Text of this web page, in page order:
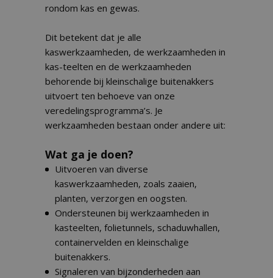
rondom kas en gewas.
Dit betekent dat je alle
kaswerkzaamheden, de werkzaamheden in
kas-teelten en de werkzaamheden
behorende bij kleinschalige buitenakkers
uitvoert ten behoeve van onze
veredelingsprogramma’s. Je
werkzaamheden bestaan onder andere uit:
Wat ga je doen?
Uitvoeren van diverse
kaswerkzaamheden, zoals zaaien,
planten, verzorgen en oogsten.
Ondersteunen bij werkzaamheden in
kasteelten, folietunnels, schaduwhallen,
containervelden en kleinschalige
buitenakkers.
Signaleren van bijzonderheden aan